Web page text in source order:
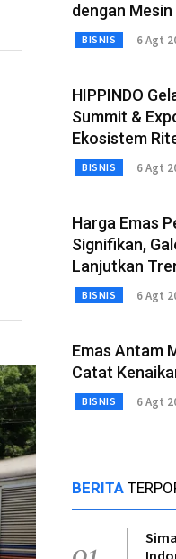
dengan Mesin
BISNIS 6 Agt
HIPPINDO
Summit &
Ekosistem
BISNIS 6 Agt
Harga Emas
Signifikan,
Lanjutkan
BISNIS 6 Agt
Emas Antam
Catat
BISNIS 6 Agt
BERITA